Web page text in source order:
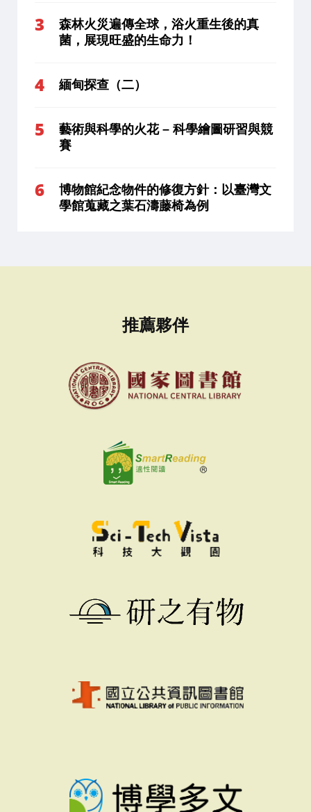
森林火災遍傳全球，浴火重生後的真
菌，展現旺盛的生命力！
緬甸探查（二）
藝術與科學的火花 – 科學繪圖研習與競
賽
博物館紀念物件的修復方針：以臺灣文
學館蒐藏之葉石濤藤椅為例
推薦夥伴